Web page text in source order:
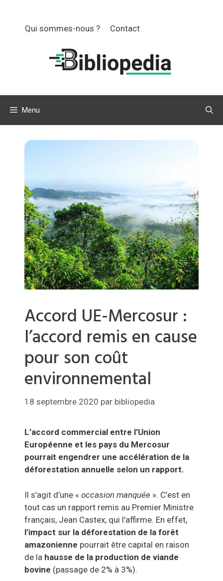
contenuQui sommes-nous ? Contact
Menu
Accord UE-Mercosur :
l’accord remis en cause
pour son coût
environnemental
18 septembre 2020 par bibliopedia
L’accord commercial entre l’Union
Européenne et les pays du Mercosur
pourrait engendrer une accélération de la
déforestation annuelle selon un rapport.
Il s’agit d’une «occasion manquée ». C’est en
tout cas un rapport remis au Premier Ministre
français, Jean Castex, qui l’affirme. En effet,
l’impact sur la déforestation de la forêt
amazonienne pourrait être capital en raison
de la hausse de la production de viande
bovine (passage de 2% à 3%).